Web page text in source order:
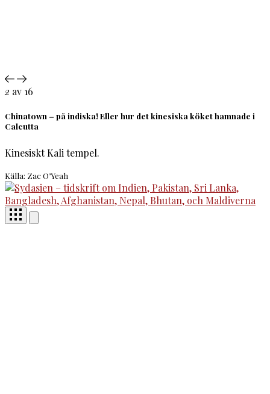
2 av 16
Chinatown – på indiska! Eller hur det kinesiska köket hamnade i
Calcutta
Kinesiskt Kali tempel.
Källa: Zac O’Yeah